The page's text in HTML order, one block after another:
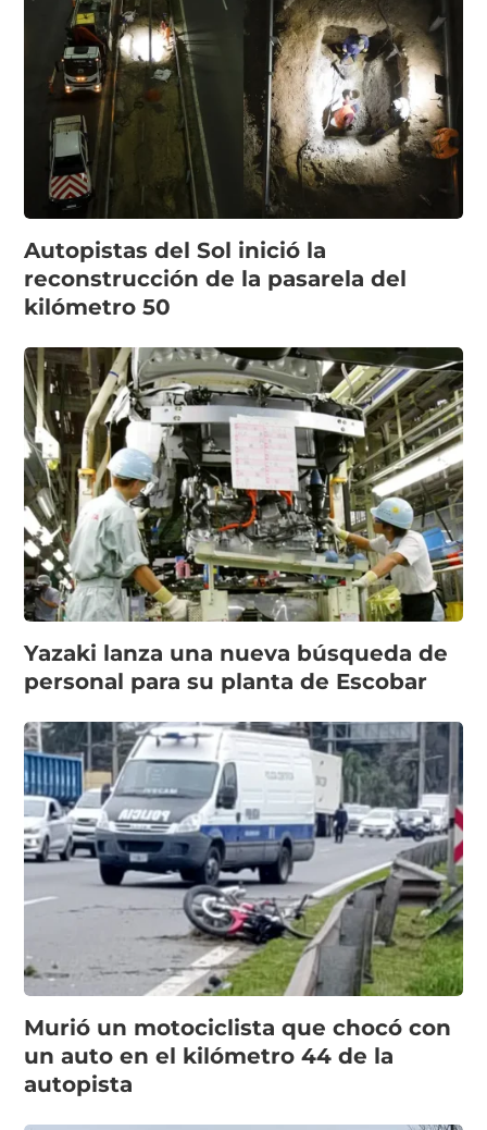
Autopistas del Sol inició la
reconstrucción de la pasarela del
kilómetro 50
Yazaki lanza una nueva búsqueda de
personal para su planta de Escobar
Murió un motociclista que chocó con
un auto en el kilómetro 44 de la
autopista